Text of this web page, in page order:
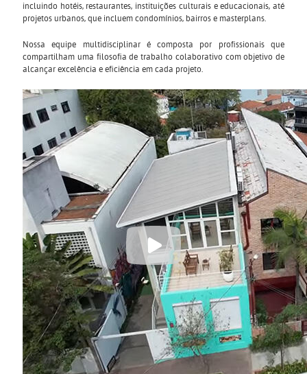
incluindo hotéis, restaurantes, instituições culturais e educacionais, até
projetos urbanos, que incluem condomínios, bairros e masterplans.
Nossa equipe multidisciplinar é composta por profissionais que
compartilham uma filosofia de trabalho colaborativo com objetivo de
alcançar excelência e eficiência em cada projeto.